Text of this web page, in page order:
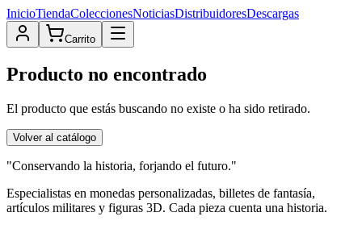
InicioTiendaColeccionesNoticiasDistribuidoresDescargas
Carrito
Producto no encontrado
El producto que estás buscando no existe o ha sido retirado.
Volver al catálogo
"Conservando la historia, forjando el futuro."
Especialistas en monedas personalizadas, billetes de fantasía,
artículos militares y figuras 3D. Cada pieza cuenta una historia.